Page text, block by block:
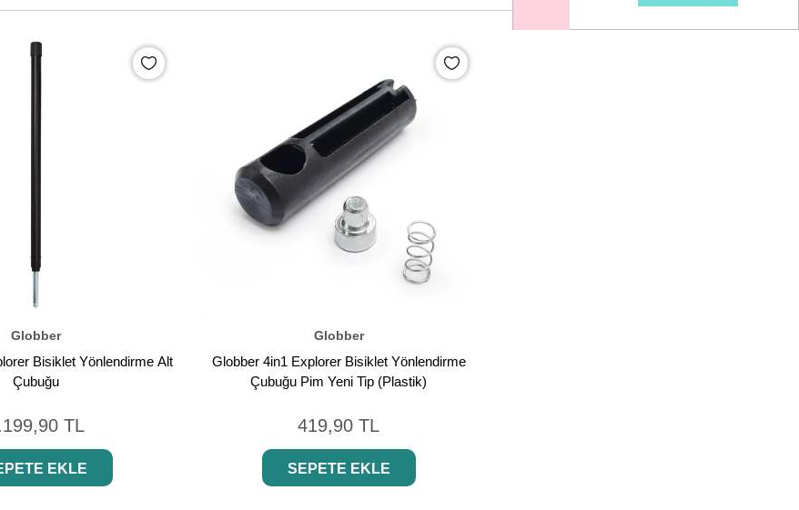
Globber
Bisiklet Yönlendirme Alt
Çubuğu
TL
EKLE
Globber
Globber 4in1 Explorer Bisiklet Yönlendirme
Çubuğu Pim Yeni Tip (Plastik)
419,90 TL
SEPETE EKLE